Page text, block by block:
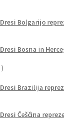
Dresi Bolgarijo
Dresi Bosna in
20
Dresi Brazilija
Dresi Češčina